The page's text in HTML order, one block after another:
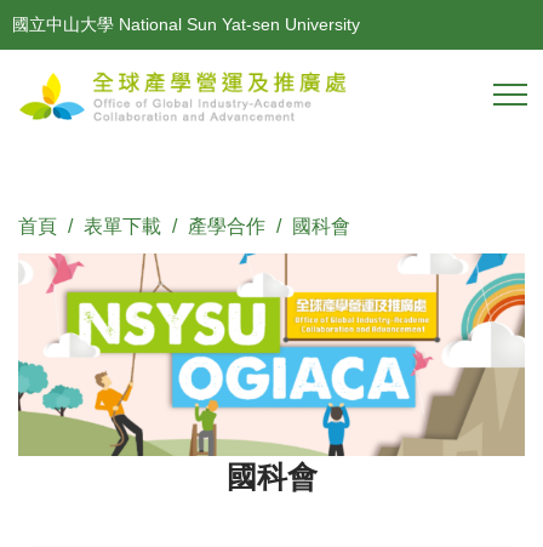
跳
到
要
國立中山大學 National Sun Yat-sen University
首頁 表單下載 產學合作 國科會
國科會